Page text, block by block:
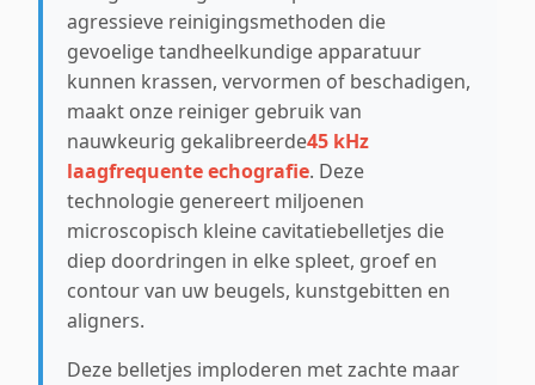
agressieve reinigingsmethoden die
gevoelige tandheelkundige apparatuur
kunnen krassen, vervormen of beschadigen,
maakt onze reiniger gebruik van
nauwkeurig gekalibreerde45 kHz
laagfrequente echografie. Deze
technologie genereert miljoenen
microscopisch kleine cavitatiebelletjes die
diep doordringen in elke spleet, groef en
contour van uw beugels, kunstgebitten en
aligners.
Deze belletjes imploderen met zachte maar